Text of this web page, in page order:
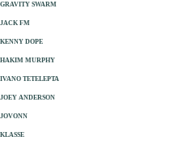
GRAVITY SWARM
JACK FM
KENNY DOPE
HAKIM MURPHY
IVANO TETELEPTA
JOEY ANDERSON
JOVONN
KLASSE